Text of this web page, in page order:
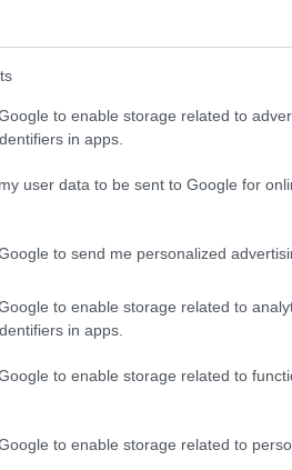
to enable storage related to
in apps.
user data to be sent to Google for
to send me personalized
to enable storage related to
in apps.
to enable storage related to
to enable storage related to